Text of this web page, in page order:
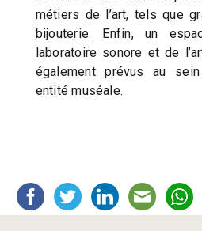
métiers de l’art, tels que
bijouterie. Enfin, un
laboratoire sonore et de
également prévus au
entité muséale.